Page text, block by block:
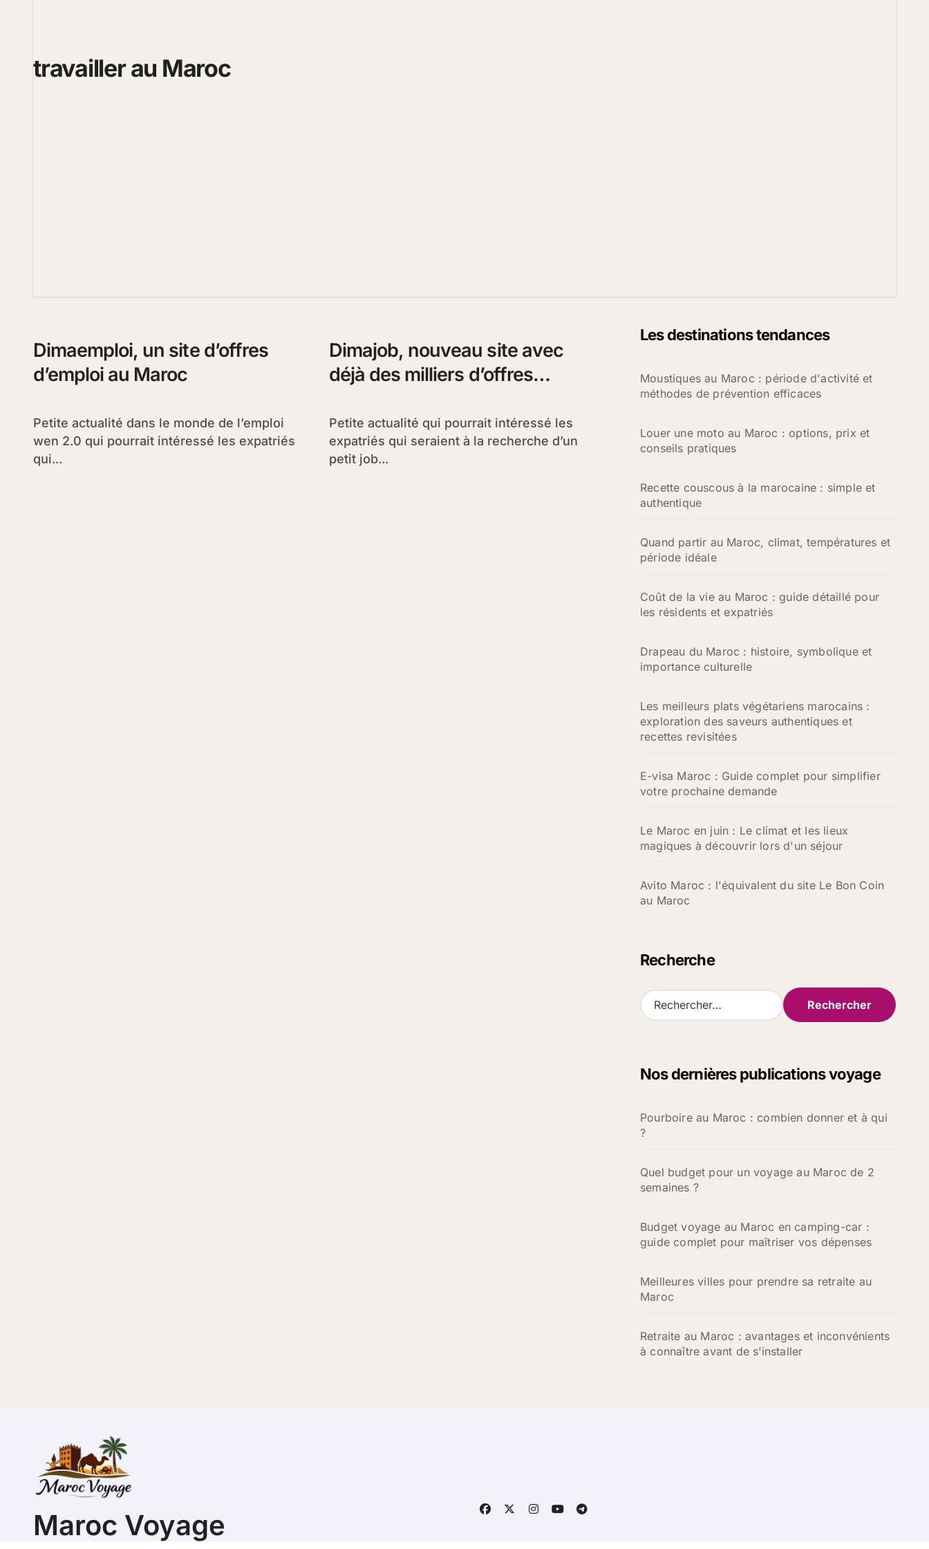
travailler au Maroc
Dimaemploi, un site d’offres
d’emploi au Maroc
Petite actualité dans le monde de l’emploi
wen 2.0 qui pourrait intéressé les expatriés
qui...
Dimajob, nouveau site avec
déjà des milliers d’offres
Petite actualité qui pourrait intéressé les
expatriés qui seraient à la recherche d’un
petit job...
Les destinations tendances
Moustiques au Maroc : période d'activité et
méthodes de prévention efficaces
Louer une moto au Maroc : options, prix et
conseils pratiques
Recette couscous à la marocaine : simple et
authentique
Quand partir au Maroc, climat, températures et
période idéale
Coût de la vie au Maroc : guide détaillé pour
les résidents et expatriés
Drapeau du Maroc : histoire, symbolique et
importance culturelle
Les meilleurs plats végétariens marocains :
exploration des saveurs authentiques et
recettes revisitées
E-visa Maroc : Guide complet pour simplifier
votre prochaine demande
Le Maroc en juin : Le climat et les lieux
magiques à découvrir lors d'un séjour
Avito Maroc : l'équivalent du site Le Bon Coin
au Maroc
Recherche
R
e
r
e
r
Nos dernières publications voyage
Pourboire au Maroc : combien donner et à qui
?
Quel budget pour un voyage au Maroc de 2
semaines ?
Budget voyage au Maroc en camping-car :
guide complet pour maîtriser vos dépenses
Meilleures villes pour prendre sa retraite au
Maroc
Retraite au Maroc : avantages et inconvénients
à connaître avant de s’installer
Maroc Voyage